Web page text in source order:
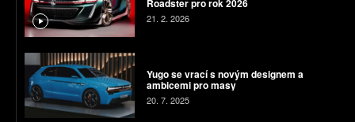
Roadster pro rok 2026
21. 2. 2026
Yugo se vrací s novým designem a
ambicemi pro masy
20. 7. 2025